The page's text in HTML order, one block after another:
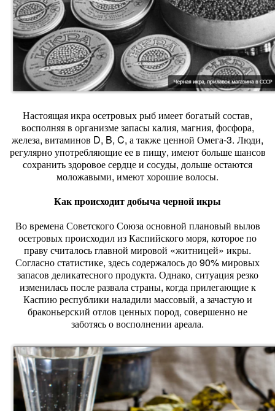
Настоящая икра осетровых рыб имеет богатый состав,
восполняя в организме запасы калия, магния, фосфора,
железа, витаминов D, B, C, а также ценной Омега-3. Люди,
регулярно употребляющие ее в пищу, имеют больше шансов
сохранить здоровое сердце и сосуды, дольше остаются
моложавыми, имеют хорошие волосы.
Как происходит добыча черной икры
Во времена Советского Союза основной плановый вылов
осетровых происходил из Каспийского моря, которое по
праву считалось главной мировой «житницей» икры.
Согласно статистике, здесь содержалось до 90% мировых
запасов деликатесного продукта. Однако, ситуация резко
изменилась после развала страны, когда прилегающие к
Каспию республики наладили массовый, а зачастую и
браконьерский отлов ценных пород, совершенно не
заботясь о восполнении ареала.